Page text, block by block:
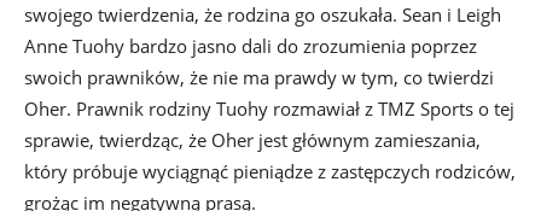
swojego twierdzenia, że rodzina go oszukała. Sean i Leigh
Anne Tuohy bardzo jasno dali do zrozumienia poprzez
swoich prawników, że nie ma prawdy w tym, co twierdzi
Oher. Prawnik rodziny Tuohy rozmawiał z TMZ Sports o tej
sprawie, twierdząc, że Oher jest głównym zamieszania,
który próbuje wyciągnąć pieniądze z zastępczych rodziców,
grożąc im negatywną prasą.